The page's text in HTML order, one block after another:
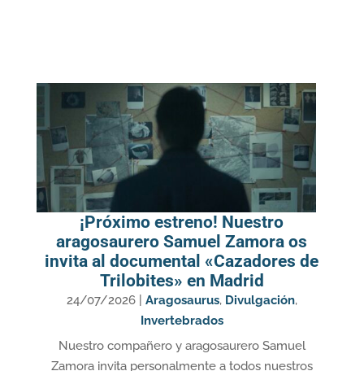
¡Próximo estreno! Nuestro
aragosaurero Samuel Zamora os
invita al documental «Cazadores de
Trilobites» en Madrid
24/07/2026| Aragosaurus, Divulgación,
Invertebrados
Nuestro compañero y aragosaurero Samuel
Zamora invita personalmente a todos nuestros